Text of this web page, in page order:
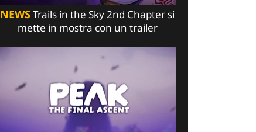
NEWSTrails in the Sky 2nd Chapter si
mette in mostra con un trailer